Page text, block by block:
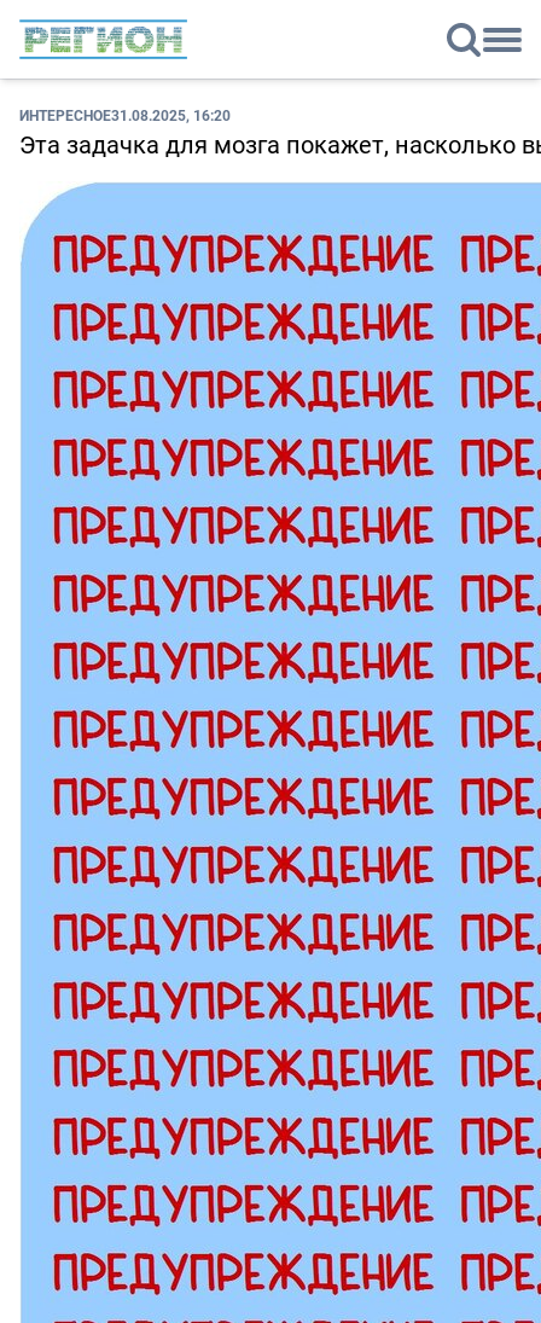
ИНТЕРЕСНОЕ31.08.2025, 16:20
Эта задачка для мозга покажет,